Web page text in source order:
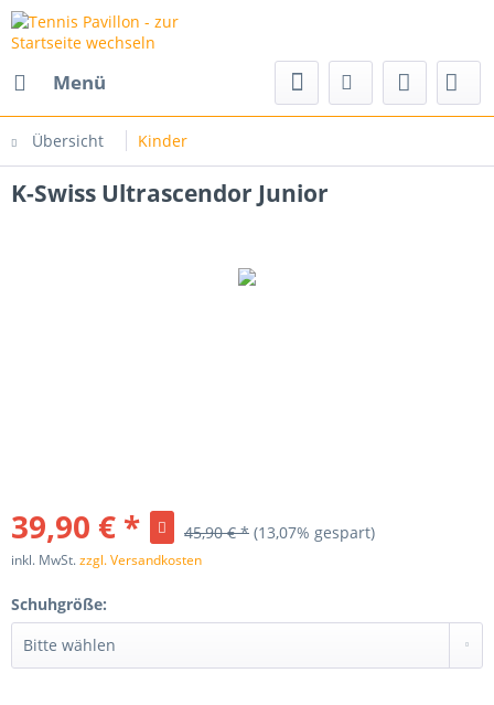
Menü
Übersicht Kinder
K-Swiss Ultrascendor Junior
39,90 € * 45,90 € * (13,07% gespart)
inkl. MwSt.zzgl. Versandkosten
Schuhgröße: